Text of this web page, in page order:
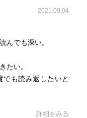
2021.09.04
んでも深い。
たい。
も読み返したいと
詳細をみる